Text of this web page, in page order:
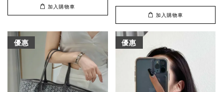
加入購物車
加入購物車
優惠 優惠